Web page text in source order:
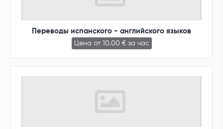
Переводы испанского - английского языков
Цена от 10.00 € за час